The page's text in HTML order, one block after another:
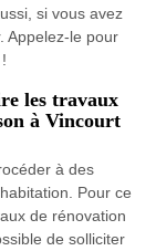
si vous avez
Appelez-le pour
les travaux
à Vincourt
à des
Pour ce
de rénovation
de solliciter